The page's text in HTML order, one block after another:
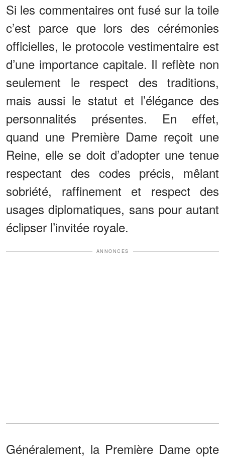
Si les commentaires ont fusé sur la toile
c’est parce que lors des cérémonies
officielles, le protocole vestimentaire est
d’une importance capitale. Il reflète non
seulement le respect des traditions,
mais aussi le statut et l’élégance des
personnalités présentes. En effet,
quand une Première Dame reçoit une
Reine, elle se doit d’adopter une tenue
respectant des codes précis, mêlant
sobriété, raffinement et respect des
usages diplomatiques, sans pour autant
éclipser l’invitée royale.
ANNONCES
Généralement, la Première Dame opte